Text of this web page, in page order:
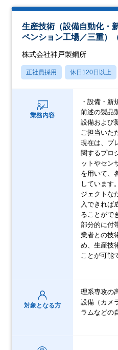
生産技術（設備自動化・
ペンション工場／三重）
株式会社神戸製鋼所
正社員採用 休日120日以上
業務内容
・設備・新
前述の製品
設備および
ご担当いた
現在は、プ
関するプロ
ットやセン
を用いて、
しています
ジェクトな
入できれば
ることがで
部分的に付
業者との技
め、生産技
ことが可能
対象となる方
理系専攻の
設備（カメ
ラムなどの